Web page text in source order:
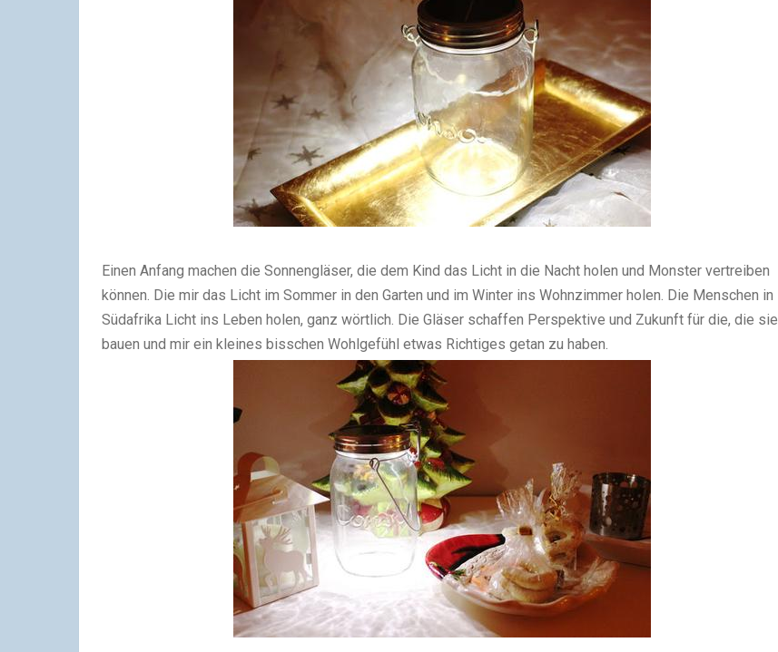
Einen Anfang machen die Sonnengläser, die dem Kind das Licht in die Nacht holen und Monster vertreiben
können. Die mir das Licht im Sommer in den Garten und im Winter ins Wohnzimmer holen. Die Menschen in
Südafrika Licht ins Leben holen, ganz wörtlich. Die Gläser schaffen Perspektive und Zukunft für die, die sie
bauen und mir ein kleines bisschen Wohlgefühl etwas Richtiges getan zu haben.